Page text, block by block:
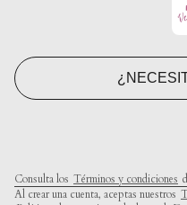
Consulta los Términos y condiciones
Al crear una cuenta, aceptas nuestros